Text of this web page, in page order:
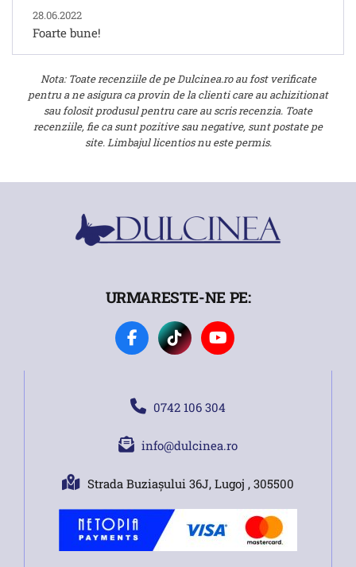
28.06.2022
Foarte bune!
Nota: Toate recenziile de pe Dulcinea.ro au fost verificate
pentru a ne asigura ca provin de la clienti care au achizitionat
sau folosit produsul pentru care au scris recenzia. Toate
recenziile, fie ca sunt pozitive sau negative, sunt postate pe
site. Limbajul licentios nu este permis.
URMARESTE-NE PE:
0742 106 304
info@dulcinea.ro
Strada Buziașului 36J, Lugoj , 305500